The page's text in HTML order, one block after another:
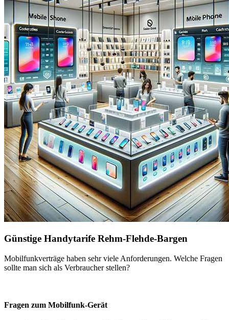
Günstige Handytarife Rehm-Flehde-Bargen
Mobilfunkverträge haben sehr viele Anforderungen. Welche Fragen
sollte man sich als Verbraucher stellen?
Fragen zum Mobilfunk-Gerät